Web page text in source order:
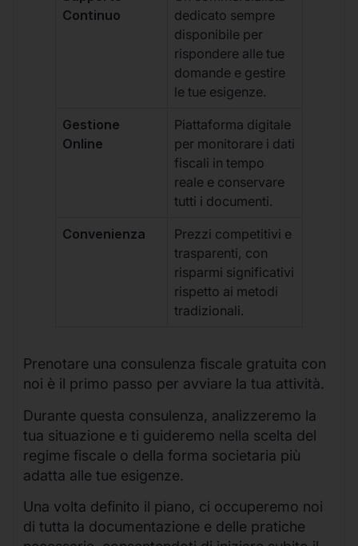
Continuo
dedicato sempre
disponibile per
rispondere alle tue
domande e gestire
le tue esigenze.
Gestione
Online
Piattaforma digitale
per monitorare i dati
fiscali in tempo
reale e conservare
tutti i documenti.
Convenienza
Prezzi competitivi e
trasparenti, con
risparmi significativi
rispetto ai metodi
tradizionali.
Prenotare una consulenza fiscale gratuita con
noi è il primo passo per avviare la tua attività.
Durante questa consulenza, analizzeremo la
tua situazione e ti guideremo nella scelta del
regime fiscale o della forma societaria più
adatta alle tue esigenze.
Una volta definito il piano, ci occuperemo noi
di tutta la documentazione e delle pratiche